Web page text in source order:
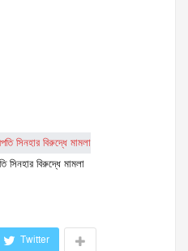
সিনহার বিরুদ্ধে মামলা
Twitter